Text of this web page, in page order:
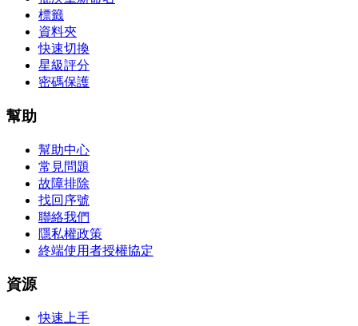
標籤
資料夾
快速切換
星級評分
密碼保護
幫助
幫助中心
常見問題
故障排除
找回序號
聯絡我們
隱私權政策
終端使用者授權協定
資源
快速上手